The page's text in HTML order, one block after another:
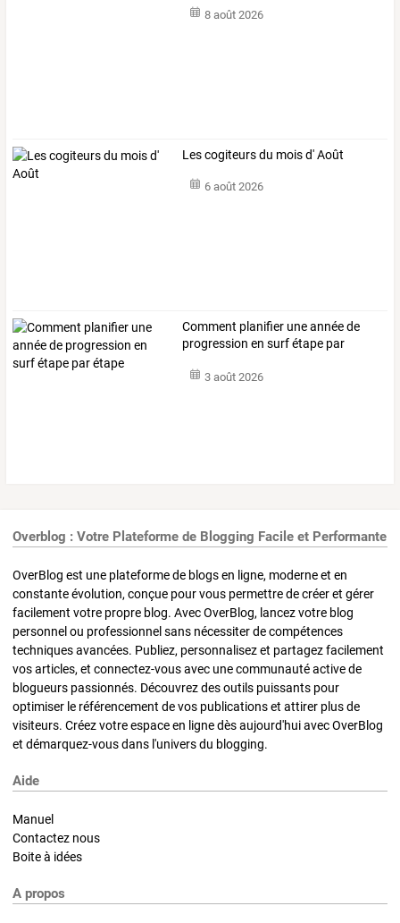
8 août 2026
Les cogiteurs du mois d' Août
6 août 2026
Comment planifier une année de
progression en surf étape par
3 août 2026
Overblog : Votre Plateforme de Blogging Facile et Performante
OverBlog est une plateforme de blogs en ligne, moderne et en
constante évolution, conçue pour vous permettre de créer et gérer
facilement votre propre blog. Avec OverBlog, lancez votre blog
personnel ou professionnel sans nécessiter de compétences
techniques avancées. Publiez, personnalisez et partagez facilement
vos articles, et connectez-vous avec une communauté active de
blogueurs passionnés. Découvrez des outils puissants pour
optimiser le référencement de vos publications et attirer plus de
visiteurs. Créez votre espace en ligne dès aujourd'hui avec OverBlog
et démarquez-vous dans l'univers du blogging.
Aide
Manuel
Contactez nous
Boite à idées
A propos